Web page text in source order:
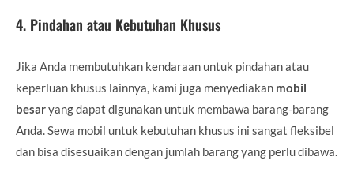
4. Pindahan atau Kebutuhan Khusus
Jika Anda membutuhkan kendaraan untuk pindahan atau
keperluan khusus lainnya, kami juga menyediakan mobil
besaryang dapat digunakan untuk membawa barang-barang
Anda. Sewa mobil untuk kebutuhan khusus ini sangat fleksibel
dan bisa disesuaikan dengan jumlah barang yang perlu dibawa.